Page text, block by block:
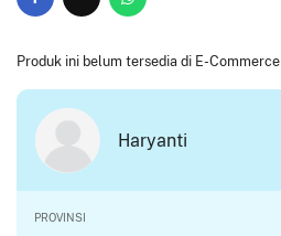
Produk ini belum tersedia di E-Commerce
Haryanti
PROVINSI